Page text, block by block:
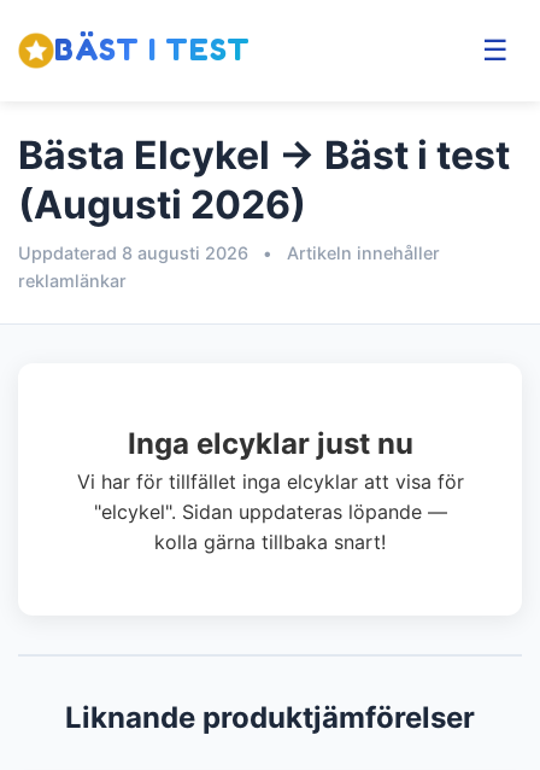
BÄST I TEST ☰
Bästa Elcykel → Bäst i test
(Augusti 2026)
Uppdaterad 8 augusti 2026 •
Artikeln innehåller
reklamlänkar
Inga elcyklar just nu
Vi har för tillfället inga elcyklar att visa för
"elcykel". Sidan uppdateras löpande —
kolla gärna tillbaka snart!
Liknande produktjämförelser